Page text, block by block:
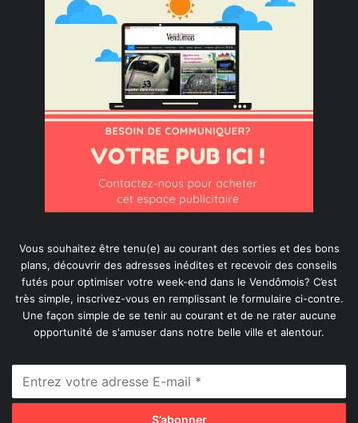
Vous souhaitez être tenu(e) au courant des sorties et des bons
plans, découvrir des adresses inédites et recevoir des conseils
futés pour optimiser votre week-end dans le Vendômois? C’est
très simple, inscrivez-vous en remplissant le formulaire ci-contre.
Une façon simple de se tenir au courant et de ne rater aucune
opportunité de s'amuser dans notre belle ville et alentour.